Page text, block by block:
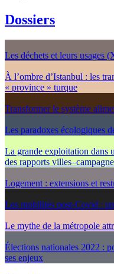
Dossiers
Les déchets et leurs usages
À l’ombre d’Istanbul : les
« province » turque
Transformer le système
Les paradoxes écologiques
La grande exploitation dans
des rapports
Logement : extensions et
Les mobilités post-Covid :
Le mythe de la métropole
Élections nationales 2022 :
ses enjeux